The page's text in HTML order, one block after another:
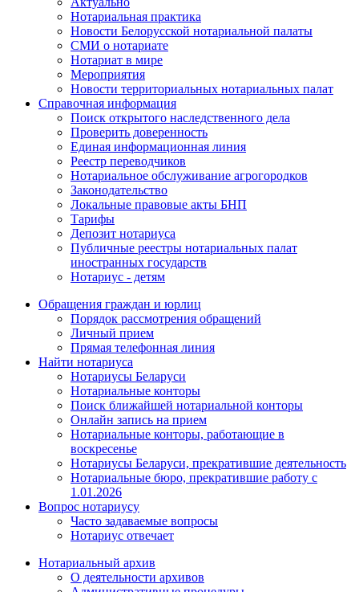
Нотариальная практика
Новости Белорусской нотариальной палаты
СМИ о нотариате
Нотариат в мире
Мероприятия
Новости территориальных нотариальных палат
Справочная информация
Поиск открытого наследственного дела
Проверить доверенность
Единая информационная линия
Реестр переводчиков
Нотариальное обслуживание агрогородков
Законодательство
Локальные правовые акты БНП
Тарифы
Депозит нотариуса
Публичные реестры нотариальных палат
иностранных государств
Нотариус - детям
Обращения граждан и юрлиц
Порядок рассмотрения обращений
Личный прием
Прямая телефонная линия
Найти нотариуса
Нотариусы Беларуси
Нотариальные конторы
Поиск ближайшей нотариальной конторы
Онлайн запись на прием
Нотариальные конторы, работающие в
воскресенье
Нотариусы Беларуси, прекратившие деятельность
Нотариальные бюро, прекратившие работу с
1.01.2026
Вопрос нотариусу
Часто задаваемые вопросы
Нотариус отвечает
Нотариальный архив
О деятельности архивов